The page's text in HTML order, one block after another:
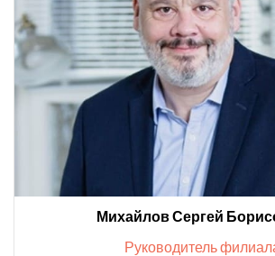
Михайлов Сергей
Руководитель